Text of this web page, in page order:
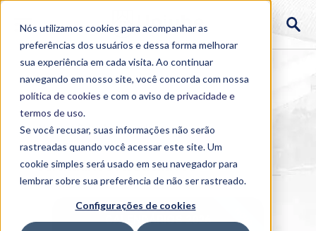
Nós utilizamos cookies para acompanhar as
preferências dos usuários e dessa forma melhorar
sua experiência em cada visita. Ao continuar
navegando em nosso site, você concorda com nossa
política de cookies e com o aviso deprivacidade e
termos de uso.
Se você recusar, suas informações não serão
rastreadas quando você acessar este site. Um
cookie simples será usado em seu navegador para
lembrar sobre sua preferência de não ser rastreado.
Configurações de cookies
Home >Calendário Acadêmico
Calendários Acadêmicos
NOVO
CALENDÁRIOS 2026